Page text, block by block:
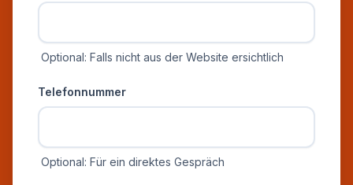
Optional: Falls nicht aus der Website ersichtlich
Telefonnummer
Optional: Für ein direktes Gespräch